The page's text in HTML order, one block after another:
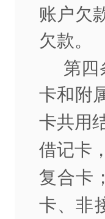
账户欠
欠款。
第四
卡和附
卡共用
借记卡
复合卡
卡、非